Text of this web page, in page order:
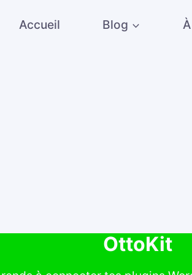
Accueil Blog
OttoKit